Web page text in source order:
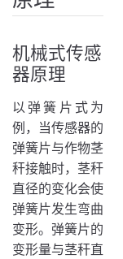
机械式传感
器原理
以弹簧片式为
例，当传感器的
弹簧片与作物茎
秆接触时，茎秆
直径的变化会使
弹簧片发生弯曲
变形。弹簧片的
变形量与茎秆直